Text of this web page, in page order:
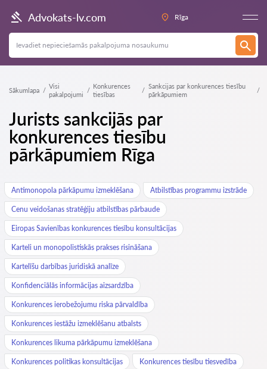
Advokats-lv.com Rīga
Sākumlapa
Visi
pakalpojumi
Konkurences
tiesības
Sankcijas par konkurences tiesību
pārkāpumiem
Jurists sankcijās par
konkurences tiesību
pārkāpumiem Rīga
Antimonopola pārkāpumu izmeklēšana Atbilstības programmu izstrāde
Cenu veidošanas stratēģiju atbilstības pārbaude
Eiropas Savienības konkurences tiesību konsultācijas
Karteli un monopolistiskās prakses risināšana
Kartelīšu darbības juridiskā analīze
Konfidenciālās informācijas aizsardzība
Konkurences ierobežojumu riska pārvaldība
Konkurences iestāžu izmeklēšanu atbalsts
Konkurences likuma pārkāpumu izmeklēšana
Konkurences politikas konsultācijas Konkurences tiesību tiesvedība